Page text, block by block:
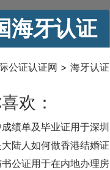
海牙认证
公证认证网 > 海牙认证
欢：
绩单及毕业证用于深圳
理公证认证？
陆人如何做香港结婚证
地多城市离婚呢？
公证用于在内地办理房